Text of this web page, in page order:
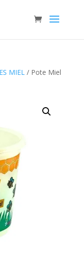
MIEL/ Pote Miel